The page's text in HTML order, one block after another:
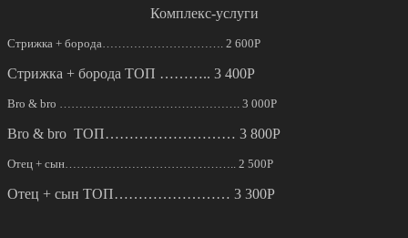
Комплекс-услуги
Стрижка + борода…………………………. 2 600Р
Стрижка + борода ТОП ……….. 3 400Р
Bro & bro ………………………………………. 3 000Р
Bro & bro ТОП……………………… 3 800Р
Отец + сын…………………………………….. 2 500Р
Отец + сын ТОП…………………… 3 300Р